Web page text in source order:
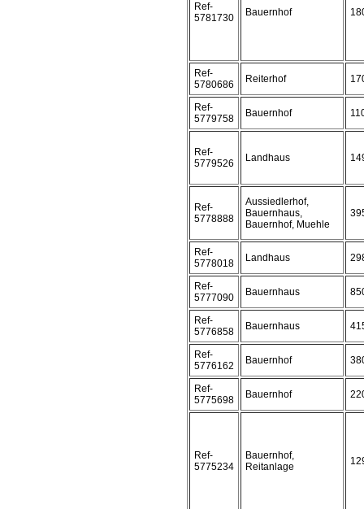
Ref-
5781730
Bauernhof
Ref-
5780686
Reiterhof
Ref-
5779758
Bauernhof
Ref-
5779526
Landhaus
Ref-
5778888
Aussiedlerhof,
Bauernhaus,
Bauernhof, Muehle
Ref-
5778018
Landhaus
Ref-
5777090
Bauernhaus
Ref-
5776858
Bauernhaus
Ref-
5776162
Bauernhof
Ref-
5775698
Bauernhof
Ref-
5775234
Bauernhof,
Reitanlage